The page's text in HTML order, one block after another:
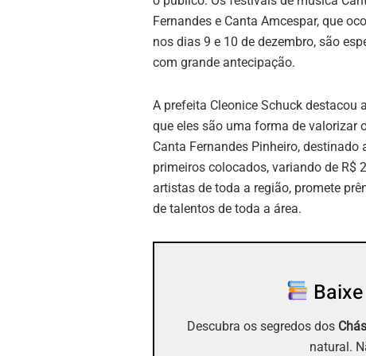
Fernandes e Canta Amcespar, que
nos dias 9 e 10 de dezembro, são
com grande antecipação.
A prefeita Cleonice Schuck
que eles são uma forma de valorizar
Canta Fernandes Pinheiro,
primeiros colocados, variando de R$
artistas de toda a região, promete
de talentos de toda a área.
Descubra os segredos dos
natural.